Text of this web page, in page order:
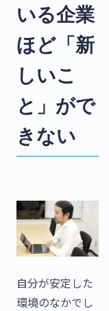
いる企業
ほど「新
しいこ
と」がで
きない
自分が安定した
環境のなかでし